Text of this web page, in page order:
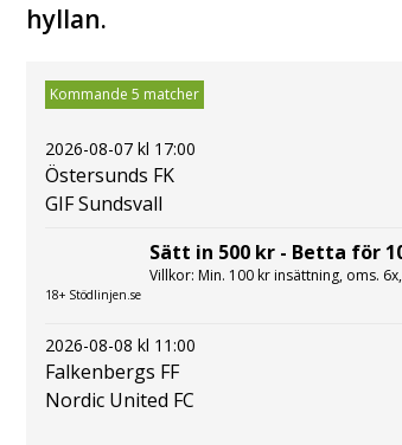
hyllan.
Kommande 5 matcher
2026-08-07 kl 17:00
Östersunds FK
GIF Sundsvall
18+ Stödlinjen.se
Sätt in 500 kr - Betta för
Villkor: Min. 100 kr insättning, oms.
2026-08-08 kl 11:00
Falkenbergs FF
Nordic United FC